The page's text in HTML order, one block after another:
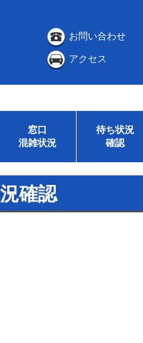
お問い合わせ
アクセス
窓口
混雑状況
待ち状況
確認
確認